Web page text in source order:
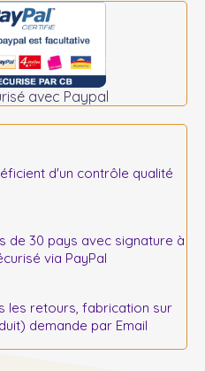
avec Paypal
d'un contrôle qualité
de 30 pays avec signature à
via PayPal
les retours, fabrication sur
demande par Email